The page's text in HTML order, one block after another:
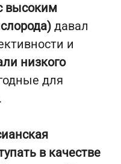
высоким
давал
и
низкого
для
в качестве